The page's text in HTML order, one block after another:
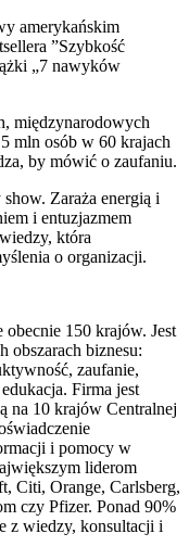
amerykańskim
”Szybkość
„7 nawyków
międzynarodowych
mln osób w 60 krajach
by mówić o zaufaniu.
Zaraża energią i
i entuzjazmem
która
o organizacji.
150 krajów. Jest
obszarach biznesu:
zaufanie,
Firma jest
na 10 krajów Centralnej
i pomocy w
liderom
Citi, Orange, Carlsberg,
czy Pfizer. Ponad 90%
z wiedzy, konsultacji i